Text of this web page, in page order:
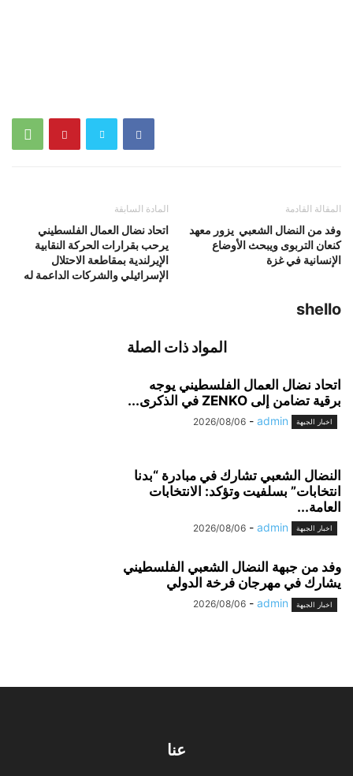
المادة السابقة
اتحاد نضال العمال الفلسطيني
يرحب بقرارات الحركة النقابية
الإيرلندية بمقاطعة الاحتلال
الإسرائيلي والشركات الداعمة له
المقالة القادمة
وفد من النضال الشعبي يزور معهد
كنعان التربوى ويبحث الأوضاع
الإنسانية في غزة
shello
المواد ذات الصلة
اتحاد نضال العمال الفلسطيني يوجه
برقية تضامن إلى ZENKO في الذكرى...
اخبار الجبهة admin
-
2026/08/06
النضال الشعبي تشارك في مبادرة “بدنا
انتخابات” بسلفيت وتؤكد: الانتخابات
العامة...
اخبار الجبهة admin
-
2026/08/06
وفد من جبهة النضال الشعبي الفلسطيني
يشارك في مهرجان فرخة الدولي
اخبار الجبهة admin
-
2026/08/06
عنا